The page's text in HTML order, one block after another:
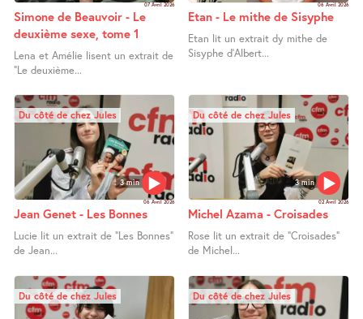
07 Avril 2026
Simone de Beauvoir - Le
deuxième sexe, tome 1
Lena et Amélie lisent un extrait de
"Le deuxième...
06 Avril 2026
Etan - Le mithe de Sisyphe
Etan lit un extrait dy mithe de
Sisyphe d’Albert...
3 min
Du côté de chez Jules
06 Avril 2026
Jean Genet - Les Bonnes
Lucie lit un extrait de "Les Bonnes"
de Jean...
3 min
Du côté de chez Jules
02 Avril 2026
Michel Azama - Croisades
Rose lit un extrait de "Croisades"
de Michel...
Du côté de chez Jules Du côté de chez Jules